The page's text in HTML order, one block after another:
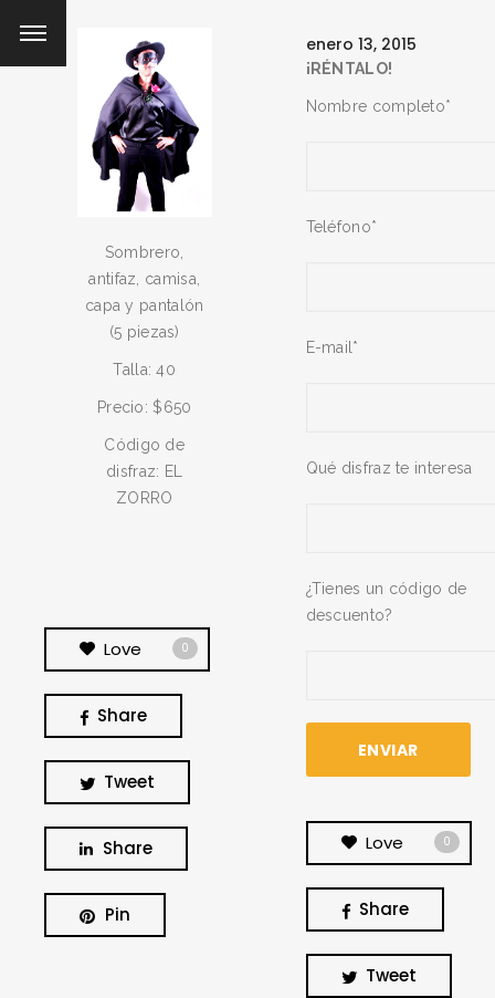
Sombrero,
antifaz, camisa,
capa y pantalón
(5 piezas)
Talla: 40
Precio: $650
Código de
disfraz: EL
ZORRO
Love 0
Share
Tweet
Share
Pin
enero 13, 2015
¡RÉNTALO!
Nombre completo*
Teléfono*
E-mail*
Qué disfraz te interesa
¿Tienes un código de
descuento?
Love 0
Share
Tweet